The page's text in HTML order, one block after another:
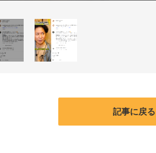
記事に戻る